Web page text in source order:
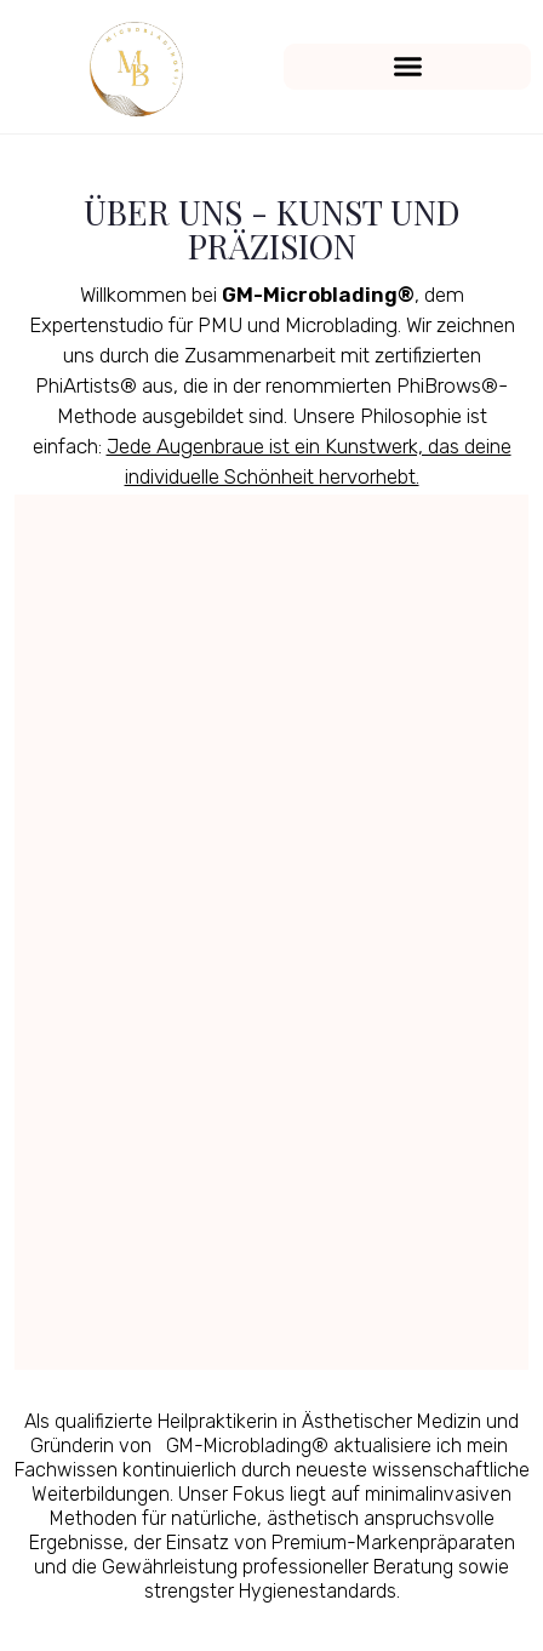
ÜBER UNS - KUNST UND
PRÄZISION
Willkommen bei GM-Microblading®, dem
Expertenstudio für PMU und Microblading. Wir zeichnen
uns durch die Zusammenarbeit mit zertifizierten
PhiArtists® aus, die in der renommierten PhiBrows®-
Methode ausgebildet sind. Unsere Philosophie ist
einfach: Jede Augenbraue ist ein Kunstwerk, das deine
individuelle Schönheit hervorhebt.
Als qualifizierte Heilpraktikerin in Ästhetischer Medizin und
Gründerin von GM-Microblading® aktualisiere ich mein
Fachwissen kontinuierlich durch neueste wissenschaftliche
Weiterbildungen. Unser Fokus liegt auf minimalinvasiven
Methoden für natürliche, ästhetisch anspruchsvolle
Ergebnisse, der Einsatz von Premium-Markenpräparaten
und die Gewährleistung professioneller Beratung sowie
strengster Hygienestandards.